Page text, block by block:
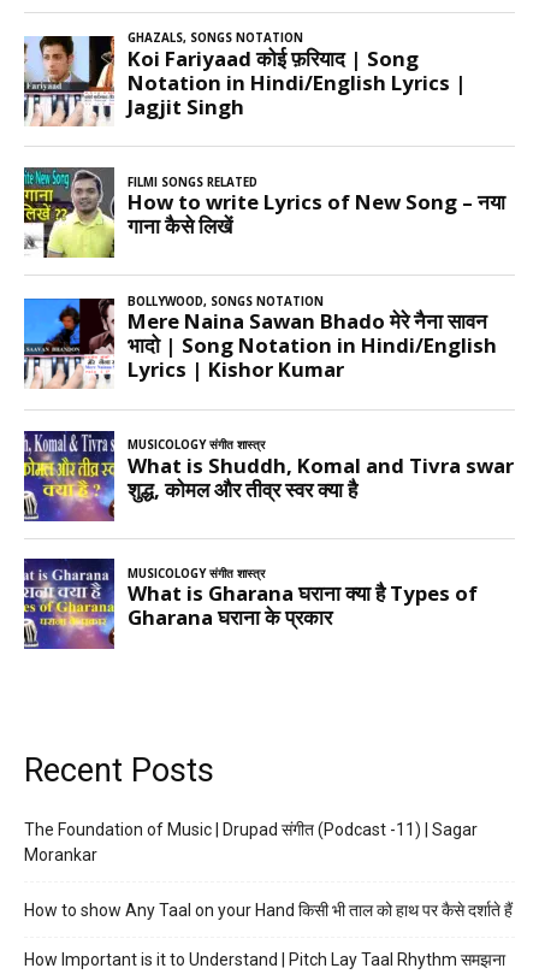
Recent Posts
The Foundation of Music | Drupad संगीत (Podcast -11) | Sagar
Morankar
How to show Any Taal on your Hand किसी भी ताल को हाथ पर कैसे दर्शाते हैं
How Important is it to Understand | Pitch Lay Taal Rhythm समझना